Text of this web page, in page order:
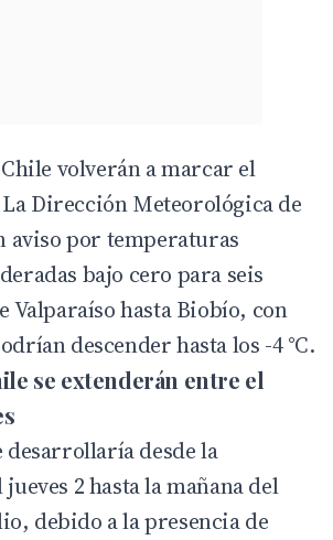
volverán a marcar el
Dirección Meteorológica de
aviso por temperaturas
bajo cero para seis
Valparaíso hasta Biobío, con
descender hasta los -4 °C.
se extenderán entre el
desarrollaría desde la
2 hasta la mañana del
debido a la presencia de